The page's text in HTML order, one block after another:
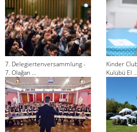
7. Delegiertenversammlung -
7. Olağan ...
Kinder
Kulübü El ...